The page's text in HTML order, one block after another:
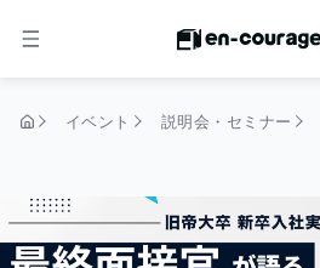
メニュー
イベント 説明会・セミナー